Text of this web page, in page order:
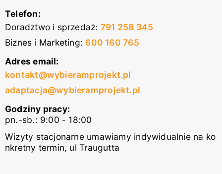
Telefon:
Doradztwo i sprzedaż: 791 258 345
Biznes i Marketing: 600 160 765
Adres email:
kontakt@wybieramprojekt.pl
adaptacja@wybieramprojekt.pl
Godziny pracy:
pn.-sb.: 9:00 - 18:00
Wizyty stacjonarne umawiamy indywidualnie na ko
nkretny termin, ul Traugutta